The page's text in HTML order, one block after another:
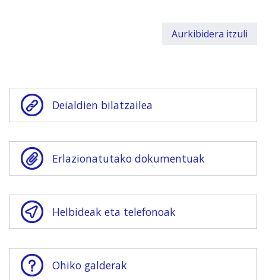
Aurkibidera itzuli
Deialdien bilatzailea
Erlazionatutako dokumentuak
Helbideak eta telefonoak
Ohiko galderak